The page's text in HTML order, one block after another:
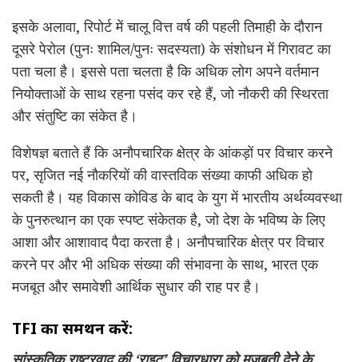
इसके अलावा, रिपोर्ट में चालू वित्त वर्ष की पहली तिमाही के दौरान
दूसरे पेरोल (पुनः शामिल/पुनः सदस्यता) के संशोधन में गिरावट का
पता चला है। इससे पता चलता है कि अधिक लोग अपने वर्तमान
नियोक्ताओं के साथ रहना पसंद कर रहे हैं, जो नौकरी की स्थिरता
और संतुष्टि का संकेत है।
विशेषज्ञ बताते हैं कि अनौपचारिक क्षेत्र के आंकड़ों पर विचार करने
पर, सृजित नई नौकरियों की वास्तविक संख्या काफी अधिक हो
सकती है। यह विकास कोविड के बाद के युग में भारतीय अर्थव्यवस्था
के पुनरुत्थान का एक स्पष्ट संकेतक है, जो देश के भविष्य के लिए
आशा और आशावाद पैदा करता है। अनौपचारिक क्षेत्र पर विचार
करने पर और भी अधिक संख्या की संभावना के साथ, भारत एक
मजबूत और समावेशी आर्थिक सुधार की राह पर है।
TFI का समर्थन करें: